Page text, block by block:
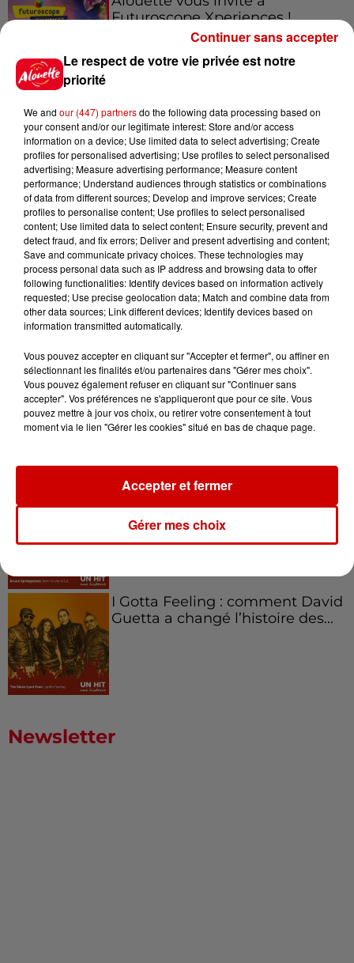
Futuroscope Xperiences !
Le Duel - Gagnez votre balade
en jet ski !
Podcasts Voir plus
Kelly Massol, figure
emblématique de
l'entrepreneuriat féminin
Aménager un school bus au
Canada et accueillir les bleus à
Boston,...
Born in the U.S.A - Bruce
Springsteen : la chanson que
l’Amérique...
I Gotta Feeling : comment David
Guetta a changé l’histoire des...
Newsletter
Le respect de votre vie privée est notre
priorité
We and our (447) partnersdo the following data processing based on
your consent and/or our legitimate interest: Store and/or access
information on a device; Use limited data to select advertising; Create
profiles for personalised advertising; Use profiles to select personalised
advertising; Measure advertising performance; Measure content
performance; Understand audiences through statistics or combinations
of data from different sources; Develop and improve services; Create
profiles to personalise content; Use profiles to select personalised
content; Use limited data to select content; Ensure security, prevent and
detect fraud, and fix errors; Deliver and present advertising and content;
Save and communicate privacy choices. These technologies may
process personal data such as IP address and browsing data to offer
following functionalities: Identify devices based on information actively
requested; Use precise geolocation data; Match and combine data from
other data sources; Link different devices; Identify devices based on
information transmitted automatically.
Vous pouvez accepter en cliquant sur "Accepter et fermer", ou affiner en
sélectionnant les finalités et/ou partenaires dans "Gérer mes choix".
Vous pouvez également refuser en cliquant sur "Continuer sans
accepter". Vos préférences ne s'appliqueront que pour ce site. Vous
pouvez mettre à jour vos choix, ou retirer votre consentement à tout
moment via le lien "Gérer les cookies" situé en bas de chaque page.
Gérer mes choix
Accepter et fermer
Continuer sans accepter